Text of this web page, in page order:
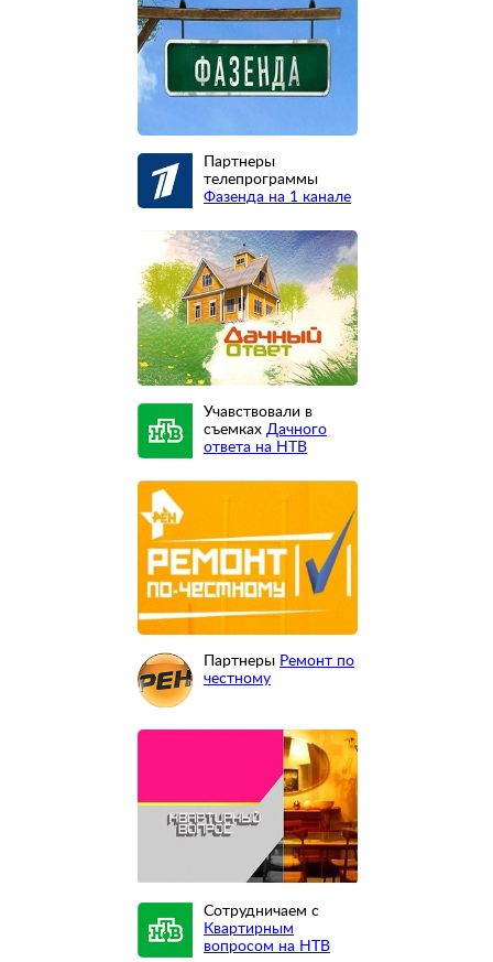
Партнеры
телепрограммы
Фазенда на 1 канале
Учавствовали в
съемках Дачного
ответа на НТВ
Партнеры Ремонт по
честному
Сотрудничаем с
Квартирным
вопросом на НТВ